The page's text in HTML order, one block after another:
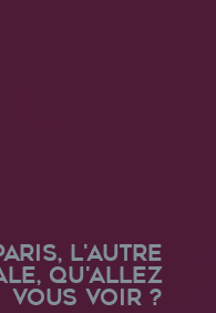
L'AUTRE
QU'ALLEZ
VOUS VOIR ?